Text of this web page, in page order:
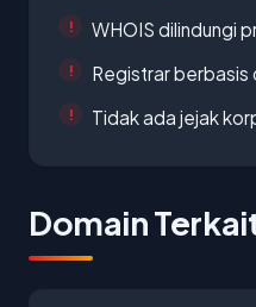
WHOIS dilindungi
Registrar berbasis
Tidak ada jejak
Domain